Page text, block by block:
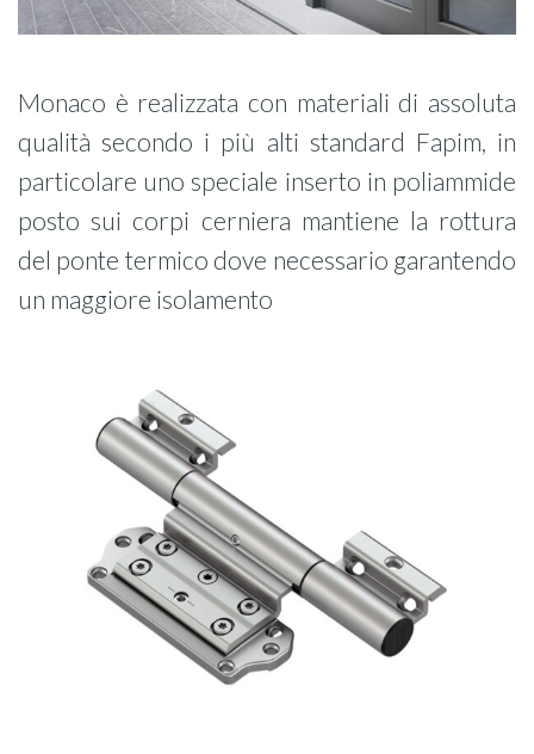
Monaco è realizzata con materiali di assoluta
qualità secondo i più alti standard Fapim, in
particolare uno speciale inserto in poliammide
posto sui corpi cerniera mantiene la rottura
del ponte termico dove necessario garantendo
un maggiore isolamento